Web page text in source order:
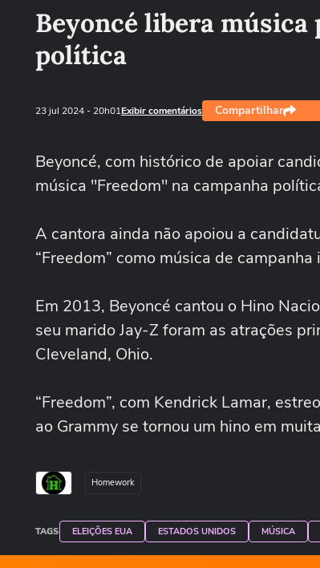
Beyoncé libera
política
23 jul 2024- 20h01Exibir comentários Compartilhar
Beyoncé, com histórico de apoiar
música "Freedom" na campanha
A cantora ainda não apoiou a
“Freedom” como música de
Em 2013, Beyoncé cantou o Hino
seu marido Jay-Z foram as atrações
Cleveland, Ohio.
“Freedom”, com Kendrick Lamar,
ao Grammy se tornou um hino em
Homework
TAGS ELEIÇÕES EUA ESTADOS UNIDOS MÚSICA